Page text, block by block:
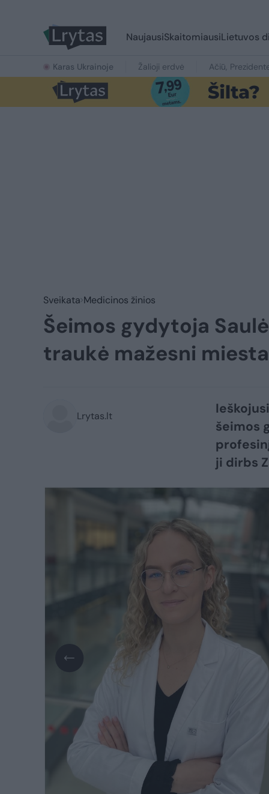
NaujausiSkaitomiausiLietuvos
Karas Ukrainoje Žalioji erdvė Ačiū,
Sveikata Medicinos žinios
Šeimos gydytoja
traukė mažesni
Lrytas.lt
šeimos
ji dirbs